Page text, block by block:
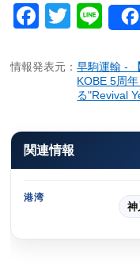
情報発表元：早駒運輸 -
KOBE 5周
る"Revival
関連情報
港湾
神